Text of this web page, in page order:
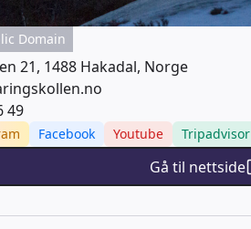
Domain
21, 1488 Hakadal, Norge
49
Facebook Youtube Tripadvisor
Gå til nettside